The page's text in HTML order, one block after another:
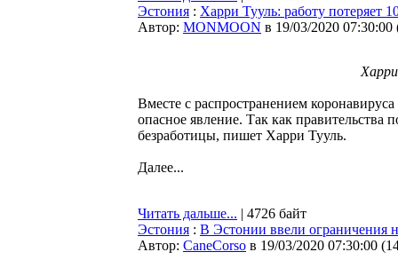
Эстония : Харри Тууль: работу потеряет
Автор: MONMOON в 19/03/2020 07:30:00
Вместе с распространением
опасное явление. Так как правительства
безработицы, пишет Харри Тууль.
Далее...
Читать дальше... | 4726 байт
Эстония : В Эстонии ввели ограничения
Автор: CaneCorso в 19/03/2020 07:30:00 (